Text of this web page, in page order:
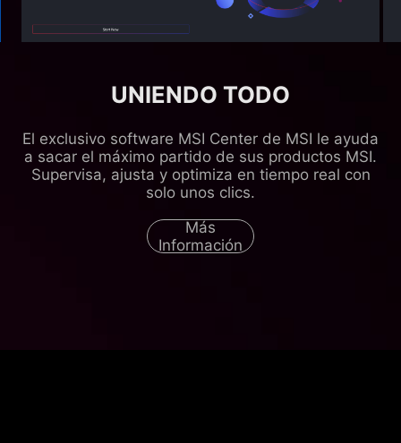
UNIENDO TODO
El exclusivo software MSI Center de MSI le ayuda
a sacar el máximo partido de sus productos MSI.
Supervisa, ajusta y optimiza en tiempo real con
solo unos clics.
Más
Información